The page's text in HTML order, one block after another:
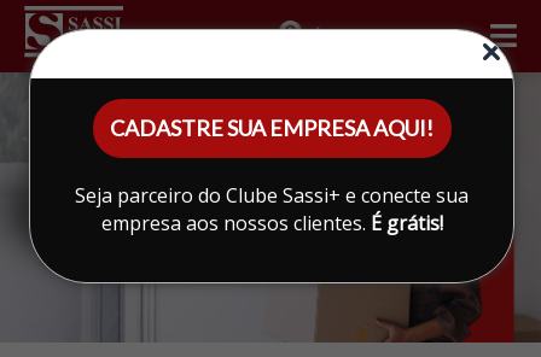
CADASTRE SUA EMPRESA AQUI!
Seja parceiro do Clube Sassi+ e conecte sua
empresa aos nossos clientes. É grátis!
ÁREA DO CLIENTE